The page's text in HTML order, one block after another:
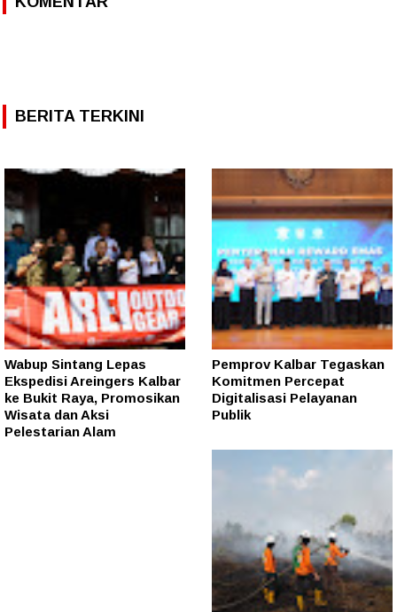
BERITA TERKINI
Wabup Sintang Lepas
Ekspedisi Areingers Kalbar
ke Bukit Raya, Promosikan
Wisata dan Aksi
Pelestarian Alam
Pemprov Kalbar Tegaskan
Komitmen Percepat
Digitalisasi Pelayanan
Publik